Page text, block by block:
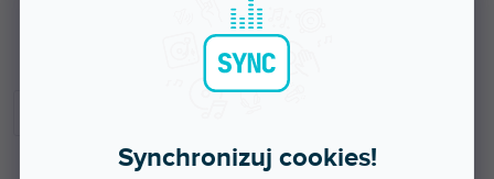
Synchronizuj cookies!
Skladem na prodejně